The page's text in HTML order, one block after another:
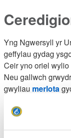
Yng Ngwersyll yr
geffylau gydag
Ceir yno oriel
Neu gallwch
gwyliau merlota
Sir